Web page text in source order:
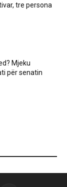
tre persona
Mjeku
për senatin